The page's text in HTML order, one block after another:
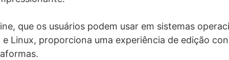
que os usuários podem usar em sistemas
e Linux, proporciona uma experiência de edição